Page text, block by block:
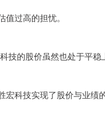
过高的担忧。
技的股价虽然也处于平
科技实现了股价与业绩